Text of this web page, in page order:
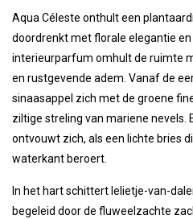
Aqua Céleste onthult een
doordrenkt met florale elegantie
interieurparfum omhult de ruimte
en rustgevende adem. Vanaf de
sinaasappel zich met de groene
ziltige streling van mariene nevels.
ontvouwt zich, als een lichte bries
waterkant beroert.
In het hart schittert lelietje-van-
begeleid door de fluweelzachte